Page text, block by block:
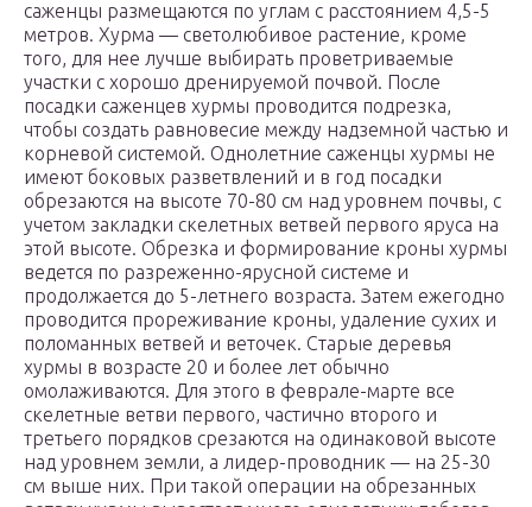
саженцы размещаются по углам с расстоянием 4,5-5
метров. Хурма — светолюбивое растение, кроме
того, для нее лучше выбирать проветриваемые
участки с хорошо дренируемой почвой. После
посадки саженцев хурмы проводится подрезка,
чтобы создать равновесие между надземной частью и
корневой системой. Однолетние саженцы хурмы не
имеют боковых разветвлений и в год посадки
обрезаются на высоте 70-80 см над уровнем почвы, с
учетом закладки скелетных ветвей первого яруса на
этой высоте. Обрезка и формирование кроны хурмы
ведется по разреженно-ярусной системе и
продолжается до 5-летнего возраста. Затем ежегодно
проводится прореживание кроны, удаление сухих и
поломанных ветвей и веточек. Старые деревья
хурмы в возрасте 20 и более лет обычно
омолаживаются. Для этого в феврале-марте все
скелетные ветви первого, частично второго и
третьего порядков срезаются на одинаковой высоте
над уровнем земли, а лидер-проводник — на 25-30
см выше них. При такой операции на обрезанных